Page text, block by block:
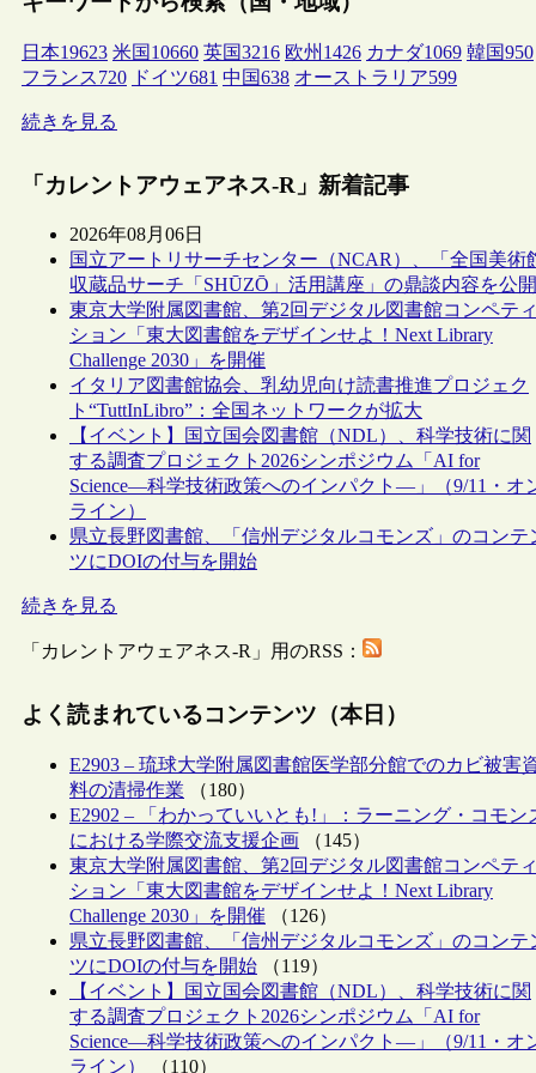
日本19623 米国 10660 英国3216 欧州 1426 カナダ1069 韓国950
フランス720 ドイツ681 中国638 オーストラリア599
続きを見る
「カレントアウェアネス-R」新着記事
2026年08月06日
国立アートリサーチセンター（NCAR）、「全国美術
収蔵品サーチ「SHŪZŌ」活用講座」の鼎談内容を公開
東京大学附属図書館、第2回デジタル図書館コンペティ
ション「東大図書館をデザインせよ！Next Library
Challenge 2030」を開催
イタリア図書館協会、乳幼児向け読書推進プロジェク
ト“TuttInLibro”：全国ネットワークが拡大
【イベント】国立国会図書館（NDL）、科学技術に関
する調査プロジェクト2026シンポジウム「AI for
Science―科学技術政策へのインパクト―」（9/11・オ
ライン）
県立長野図書館、「信州デジタルコモンズ」のコンテ
ツにDOIの付与を開始
続きを見る
「カレントアウェアネス-R」用のRSS：
よく読まれているコンテンツ（本日）
E2903 – 琉球大学附属図書館医学部分館でのカビ被害
料の清掃作業 （180）
E2902 – 「わかっていいとも!」：ラーニング・コモン
における学際交流支援企画 （145）
東京大学附属図書館、第2回デジタル図書館コンペティ
ション「東大図書館をデザインせよ！Next Library
Challenge 2030」を開催 （126）
県立長野図書館、「信州デジタルコモンズ」のコンテ
ツにDOIの付与を開始 （119）
【イベント】国立国会図書館（NDL）、科学技術に関
する調査プロジェクト2026シンポジウム「AI for
Science―科学技術政策へのインパクト―」（9/11・オ
ライン）
（110）